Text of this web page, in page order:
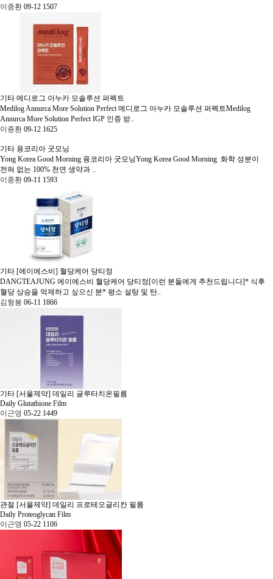
이종환 09-12 1507
기타 메디로그 아누카 모솔루션 퍼펙트
Medilog Annurca More Solution Perfect 메디로그 아누카 모솔루션 퍼펙트Medilog
Annurca More Solution Perfect IGP 인증 받..
이종환 09-12 1625
기타 용코리아 굿모닝
Yong Korea Good Morning 용코리아 굿모닝Yong Korea Good Morning 화학 성분이
전혀 없는 100% 천연 생약과 ..
이종환 09-11 1593
기타 [에이에스비] 혈당케어 당티정
DANGTEAJUNG 에이에스비 혈당케어 당티정[이런 분들에게 추천드립니다]* 식후
혈당 상승을 억제하고 싶으신 분* 평소 설탕 및 탄..
김형봉 06-11 1866
기타 [서울제약] 데일리 글루타치온필름
Daily Glutathione Film
이근영 05-22 1449
관절 [서울제약] 데일리 프로테오글리칸 필름
Daily Proteoglycan Film
이근영 05-22 1106